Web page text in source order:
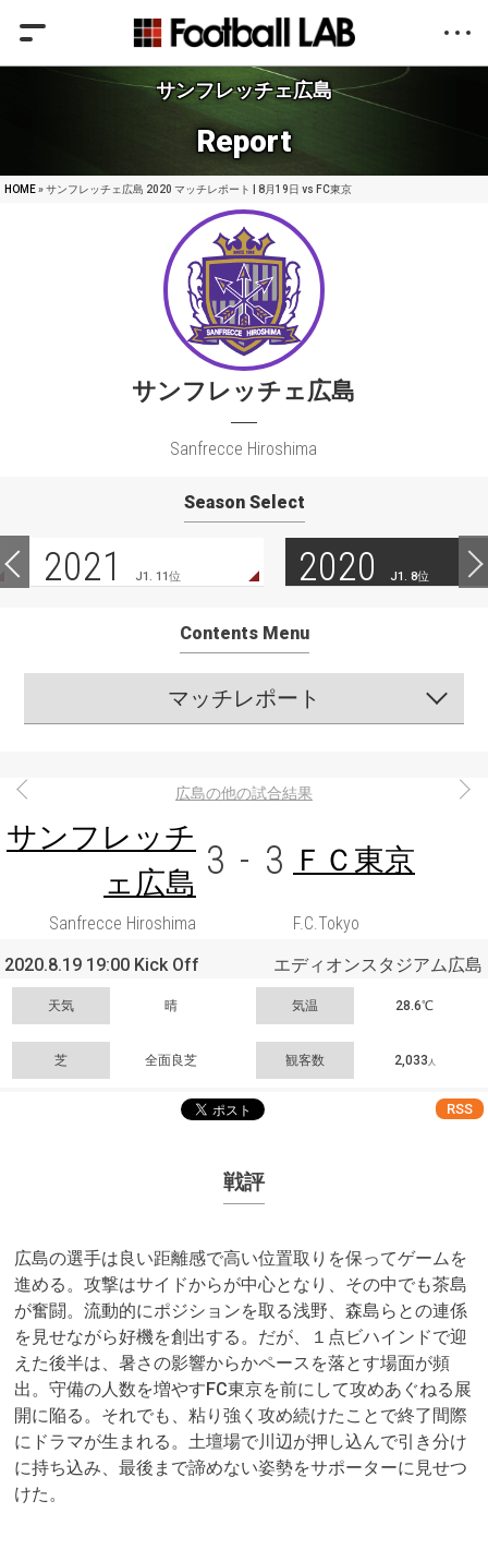
サンフレッチェ広島
Report
HOME» サンフレッチェ広島 2020 マッチレポート | 8月19日 vs FC東京
サンフレッチェ広島
Sanfrecce Hiroshima
Season Select
2021 J1. 11位 2020 J1. 8位
Contents Menu
マッチレポート
広島の他の試合結果
サンフレッチ
ェ広島 3 - 3 ＦＣ東京
Sanfrecce Hiroshima
F.C.Tokyo
2020.8.19 19:00 Kick Off
エディオンスタジアム広島
天気 晴 気温 28.6℃
芝 全面良芝 観客数 2,033 人
RSS
戦評
広島の選手は良い距離感で高い位置取りを保ってゲームを
進める。攻撃はサイドからが中心となり、その中でも茶島
が奮闘。流動的にポジションを取る浅野、森島らとの連係
を見せながら好機を創出する。だが、１点ビハインドで迎
えた後半は、暑さの影響からかペースを落とす場面が頻
出。守備の人数を増やすFC東京を前にして攻めあぐねる展
開に陥る。それでも、粘り強く攻め続けたことで終了間際
にドラマが生まれる。土壇場で川辺が押し込んで引き分け
に持ち込み、最後まで諦めない姿勢をサポーターに見せつ
けた。